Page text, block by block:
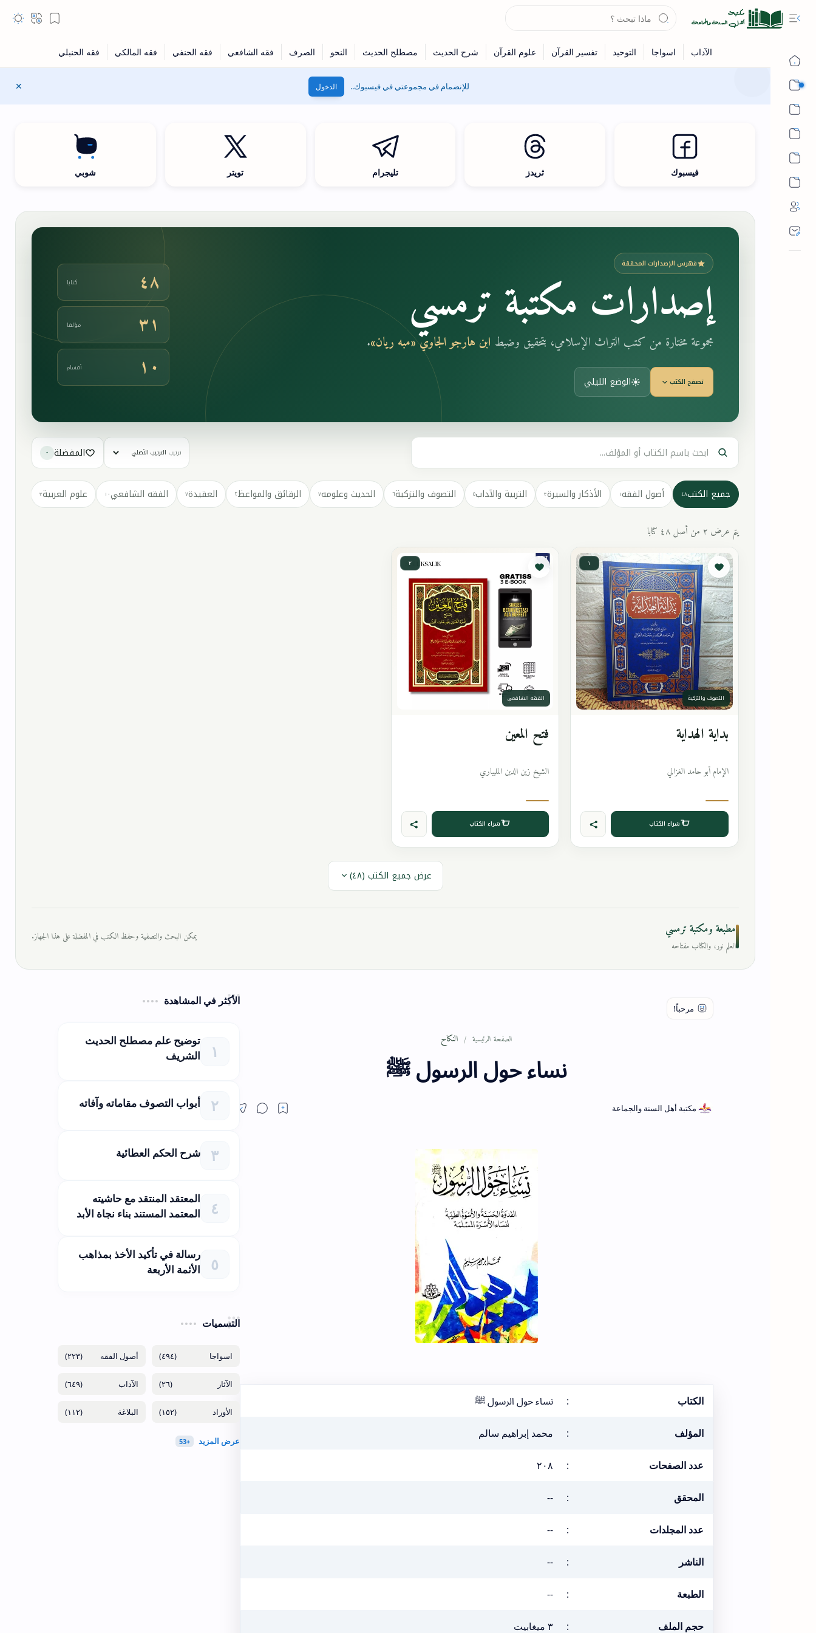
للإنضمام في مجموعتي في فيسبوك.. الدخول
فيسبوك ثريدز تليجرام تويتر شوبي
فهرس الإصدارات المحققة
إصدارات مكتبة ترمسي
مجموعة مختارة من كتب التراث الإسلامي، بتحقيق وضبط ابن هارجو الجاوي «مبه ريان».
تصفح الكتب الوضع الليلي
٤٨ كتابا
٣١ مؤلفا
١٠ أقسام
ترتيب المفضلة ٠
جميع الكتب٤٨ أصول الفقه١ الأذكار والسيرة٣ التربية والآداب٥ التصوف والتزكية٦ الحديث وعلومه٧ الرقائق والمواعظ٢ العقيدة٧ الفقه الشافعي١٠ علوم العربية٣
يتم عرض ٢ من أصل ٤٨ كتابا
١
التصوف والتزكية
بداية الهداية
الإمام أبو حامد الغزالي
شراء الكتاب
٢
الفقه الشافعي
فتح المعين
الشيخ زين الدين المليباري
شراء الكتاب
عرض جميع الكتب (٤٨)
مطبعة ومكتبة ترمسي
العلم نور، والكتاب مفتاحه
يمكن البحث والتصفية وحفظ الكتب في المفضلة على هذا الجهاز.
الصفحة الرئيسية النكاح
نساء حول الرسول ﷺ
الكتاب : نساء حول الرسول ﷺ
المؤلف : محمد إبراهيم سالم
عدد الصفحات : ٢٠٨
المحقق :
--
عدد المجلدات :
--
الناشر :
--
الطبعة :
--
حجم الملف : ٣ ميغابيت
الأكثر في المشاهدة
توضيح علم مصطلح الحديث
الشريف
أبواب التصوف مقاماته وآفاته
شرح الحكم العطائية
المعتقد المنتقد مع حاشيته
المعتمد المستند بناء نجاة الأبد
رسالة في تأكيد الأخذ بمذاهب
الأئمة الأربعة
التسميات
(٤٩٤) (٢٢٣)
(٢٦) (٦٤٩)
(١٥٢) (١١٢)